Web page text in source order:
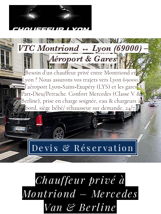
VTC Montriond ↔ Lyon (69000) –
Aéroport & Gares
Besoin d’un chauffeur privé entre Montriond et
Lyon ? Nous assurons vos trajets vers Lyon 69000,
l’aéroport Lyon‑Saint‑Exupéry (LYS) et les gares
Part‑Dieu/Perrache. Confort Mercedes (Classe V &
Berline), prise en charge soignée, eau & chargeurs à
bord, siège bébé/ réhausseur sur demande, 24/7.
Devis & Réservation
Chauffeur privé à
Montriond – Mercedes
Van & Berline